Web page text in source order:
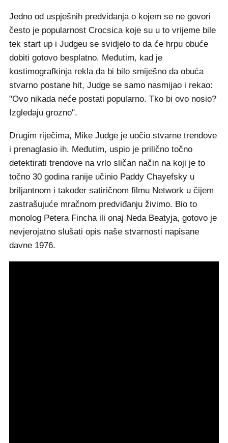
Jedno od uspješnih predviđanja o kojem se ne govori
često je popularnost Crocsica koje su u to vrijeme bile
tek start up i Judgeu se svidjelo to da će hrpu obuće
dobiti gotovo besplatno. Međutim, kad je
kostimografkinja rekla da bi bilo smiješno da obuća
stvarno postane hit, Judge se samo nasmijao i rekao:
"Ovo nikada neće postati popularno. Tko bi ovo nosio?
Izgledaju grozno".
Drugim riječima, Mike Judge je uočio stvarne trendove
i prenaglasio ih. Međutim, uspio je prilično točno
detektirati trendove na vrlo sličan način na koji je to
točno 30 godina ranije učinio Paddy Chayefsky u
briljantnom i također satiričnom filmu Network u čijem
zastrašujuće mračnom predviđanju živimo. Bio to
monolog Petera Fincha ili onaj Neda Beatyja, gotovo je
nevjerojatno slušati opis naše stvarnosti napisane
davne 1976.